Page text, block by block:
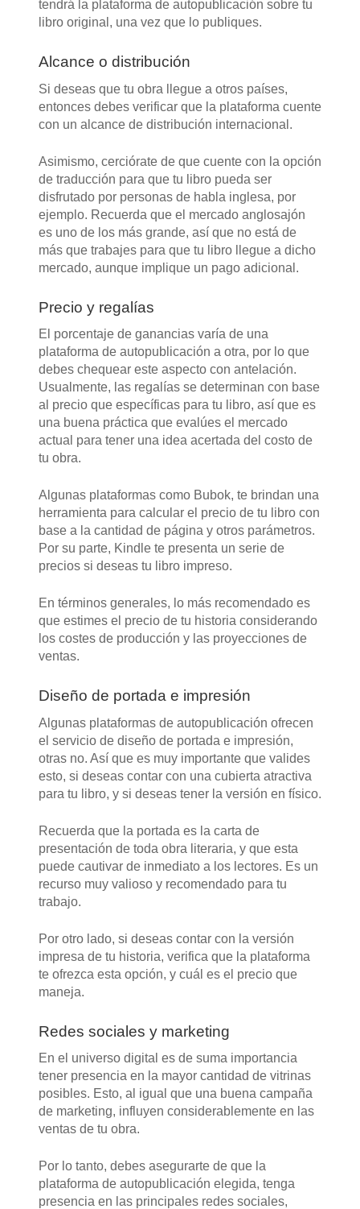
tendrá la plataforma de autopublicación sobre tu
libro original, una vez que lo publiques.
Alcance o distribución
Si deseas que tu obra llegue a otros países,
entonces debes verificar que la plataforma cuente
con un alcance de distribución internacional.
Asimismo, cerciórate de que cuente con la opción
de traducción para que tu libro pueda ser
disfrutado por personas de habla inglesa, por
ejemplo. Recuerda que el mercado anglosajón
es uno de los más grande, así que no está de
más que trabajes para que tu libro llegue a dicho
mercado, aunque implique un pago adicional.
Precio y regalías
El porcentaje de ganancias varía de una
plataforma de autopublicación a otra, por lo que
debes chequear este aspecto con antelación.
Usualmente, las regalías se determinan con base
al precio que específicas para tu libro, así que es
una buena práctica que evalúes el mercado
actual para tener una idea acertada del costo de
tu obra.
Algunas plataformas como Bubok, te brindan una
herramienta para calcular el precio de tu libro con
base a la cantidad de página y otros parámetros.
Por su parte, Kindle te presenta un serie de
precios si deseas tu libro impreso.
En términos generales, lo más recomendado es
que estimes el precio de tu historia considerando
los costes de producción y las proyecciones de
ventas.
Diseño de portada e impresión
Algunas plataformas de autopublicación ofrecen
el servicio de diseño de portada e impresión,
otras no. Así que es muy importante que valides
esto, si deseas contar con una cubierta atractiva
para tu libro, y si deseas tener la versión en físico.
Recuerda que la portada es la carta de
presentación de toda obra literaria, y que esta
puede cautivar de inmediato a los lectores. Es un
recurso muy valioso y recomendado para tu
trabajo.
Por otro lado, si deseas contar con la versión
impresa de tu historia, verifica que la plataforma
te ofrezca esta opción, y cuál es el precio que
maneja.
Redes sociales y marketing
En el universo digital es de suma importancia
tener presencia en la mayor cantidad de vitrinas
posibles. Esto, al igual que una buena campaña
de marketing, influyen considerablemente en las
ventas de tu obra.
Por lo tanto, debes asegurarte de que la
plataforma de autopublicación elegida, tenga
presencia en las principales redes sociales,